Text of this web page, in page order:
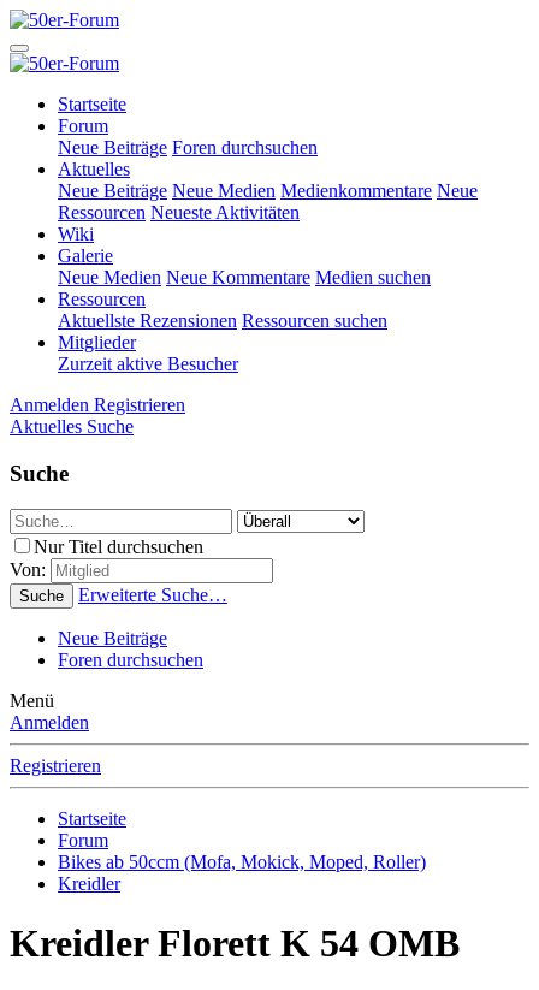
Startseite
Forum
Neue Beiträge Foren durchsuchen
Aktuelles
Neue Beiträge Neue Medien Medienkommentare Neue
Ressourcen Neueste Aktivitäten
Wiki
Galerie
Neue Medien Neue Kommentare Medien suchen
Ressourcen
Aktuellste Rezensionen Ressourcen suchen
Mitglieder
Zurzeit aktive Besucher
Anmelden Registrieren
Aktuelles Suche
Suche
Nur Titel durchsuchen
Von:
Suche Erweiterte Suche…
Neue Beiträge
Foren durchsuchen
Menü
Anmelden
Registrieren
Startseite
Forum
Bikes ab 50ccm (Mofa, Mokick, Moped, Roller)
Kreidler
Kreidler Florett K 54 OMB